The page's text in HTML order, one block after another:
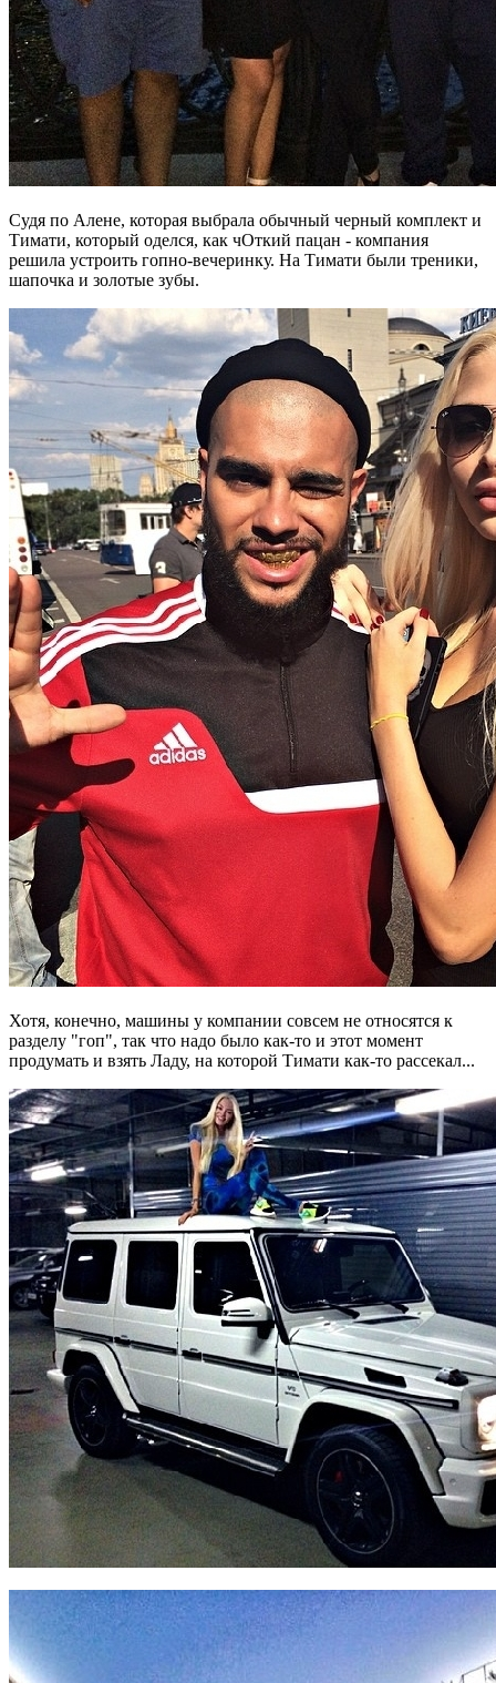
Судя по Алене, которая выбрала обычный черный комплект и
Тимати, который оделся, как чОткий пацан - компания
решила устроить гопно-вечеринку. На Тимати были треники,
шапочка и золотые зубы.
Хотя, конечно, машины у компании совсем не относятся к
разделу "гоп", так что надо было как-то и этот момент
продумать и взять Ладу, на которой Тимати как-то рассекал...